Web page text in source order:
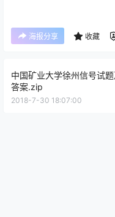
海报分享 收藏
中国矿业大学徐州信号试题
答案.zip
2018-7-30 18:07:00